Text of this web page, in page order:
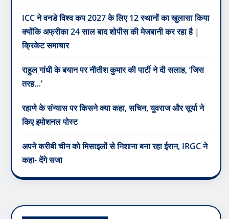
ICC ने वनडे विश्व कप 2027 के लिए 12 स्थानों का खुलासा किया
क्योंकि अफ्रीका 24 साल बाद शोपीस की मेजबानी कर रहा है |
क्रिकेट समाचार
राहुल गांधी के बयान पर नीतीश कुमार की पार्टी ने दी सलाह, ‘जिस
तरह…’
रहाणे के संन्यास पर किसने क्या कहा, सचिन, युवराज और सूर्या ने
किए इमोशनल पोस्ट
अपने करीबी चीन को मिसाइलों से निशाना बना रहा ईरान, IRGC ने
कहा- देंगे सजा